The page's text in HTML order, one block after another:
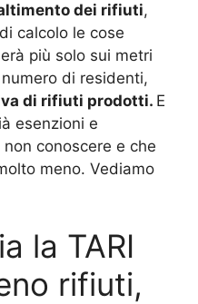
dei rifiuti,
calcolo le cose
più solo sui metri
di residenti,
di rifiuti prodotti. E
esenzioni e
conoscere e che
meno. Vediamo
la TARI
rifiuti,